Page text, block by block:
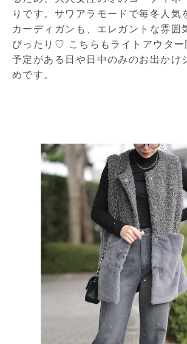
りです。サワアラモードで毎冬人気
カーディガンも、エレガントな雰囲
ぴったり♡ こちらもライトアウター
予定がある日や日中のみのお出かけ
めです。